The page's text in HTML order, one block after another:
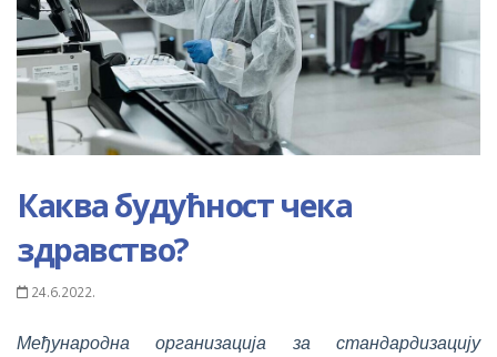
Каква будућност чека
здравство?
24.6.2022.
Међународна организација за стандардизацију